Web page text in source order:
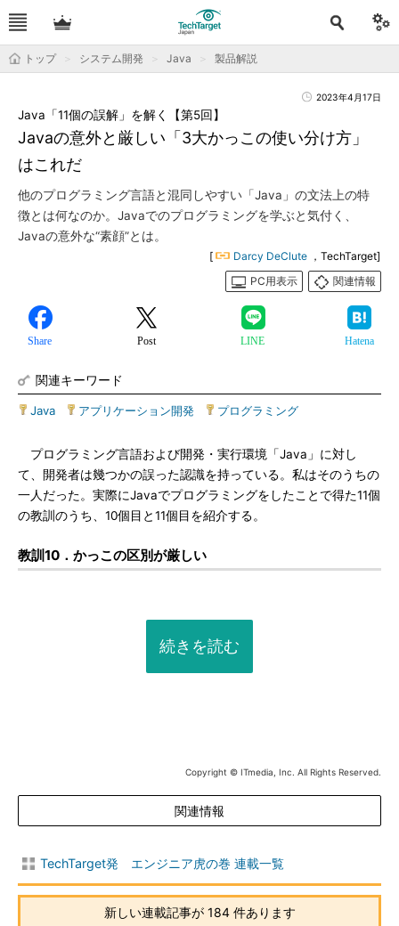
トップ システム開発 Java 製品解説
2023年4月17日
Javaの意外と厳しい「3大かっこの使い分け方」
はこれだ
Java「11個の誤解」を解く【第5回】
他のプログラミング言語と混同しやすい「Java」の文法上の特
徴とは何なのか。Javaでのプログラミングを学ぶと気付く、
Javaの意外な“素顔”とは。
[ Darcy DeClute ，TechTarget]
PC用表示
関連情報
Share Post LINE Hatena
関連キーワード
Java アプリケーション開発 プログラミング
プログラミング言語および開発・実行環境「Java」に対し
て、開発者は幾つかの誤った認識を持っている。私はそのうちの
一人だった。実際にJavaでプログラミングをしたことで得た11個
の教訓のうち、10個目と11個目を紹介する。
教訓10．かっこの区別が厳しい
続きを読む
Copyright © ITmedia, Inc. All Rights Reserved.
関連情報
TechTarget発 エンジニア虎の巻 連載一覧
新しい連載記事が 184 件あります